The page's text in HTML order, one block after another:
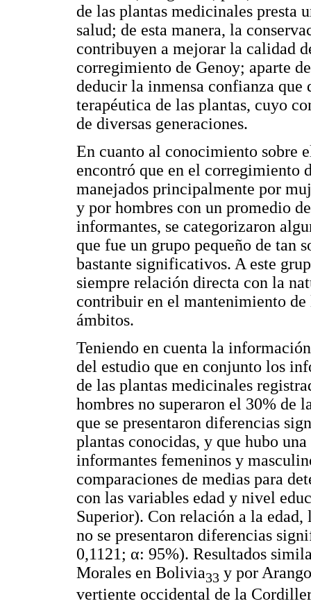
de las plantas medicinales presta
salud; de esta manera, la
contribuyen a mejorar la calidad
corregimiento de Genoy; aparte
deducir la inmensa confianza
terapéutica de las plantas, cuyo
de diversas generaciones.
En cuanto al conocimiento sobre
encontró que en el corregimiento
manejados principalmente por
y por hombres con un promedio
informantes, se categorizaron
que fue un grupo pequeño de tan
bastante significativos. A este
siempre relación directa con la
contribuir en el mantenimiento de
ámbitos.
Teniendo en cuenta la
del estudio que en conjunto los
de las plantas medicinales
hombres no superaron el 30% de
que se presentaron diferencias
plantas conocidas, y que hubo
informantes femeninos y
comparaciones de medias para
con las variables edad y nivel
Superior). Con relación a la
no se presentaron diferencias
0,1121; α: 95%). Resultados
Morales en Bolivia33 y por
vertiente occidental de la